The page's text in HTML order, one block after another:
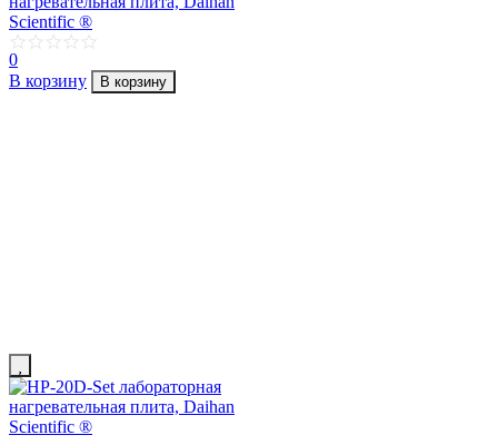
Scientific ®
0
В корзину
В корзину